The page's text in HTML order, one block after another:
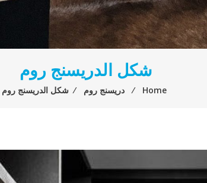
شكل الدريسنج روم
Home
⁄ دريسنج روم ⁄ شكل الدريسنج روم